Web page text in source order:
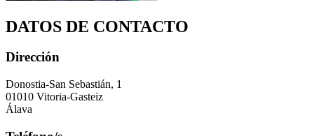
DATOS DE CONTACTO
Dirección
Donostia-San Sebastián, 1
01010 Vitoria-Gasteiz
Álava